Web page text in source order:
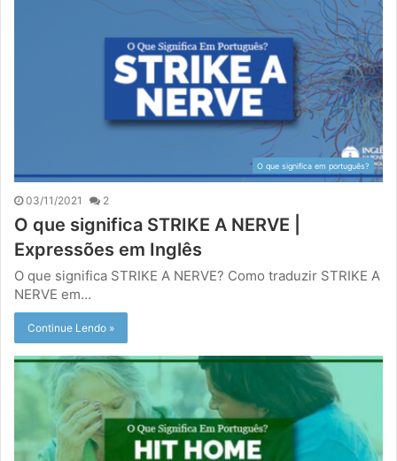
O que significa em português?
03/11/2021 2
O que significa STRIKE A NERVE |
Expressões em Inglês
O que significa STRIKE A NERVE? Como traduzir STRIKE A
NERVE em…
Continue Lendo »